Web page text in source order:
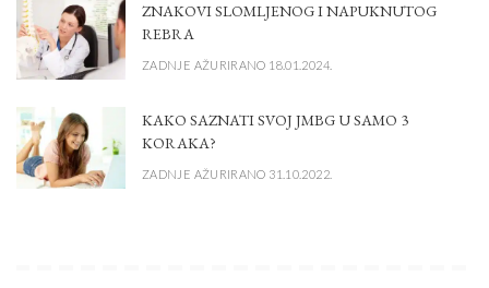
ZNAKOVI SLOMLJENOG I NAPUKNUTOG
REBRA
ZADNJE AŽURIRANO 18.01.2024.
KAKO SAZNATI SVOJ JMBG U SAMO 3
KORAKA?
ZADNJE AŽURIRANO 31.10.2022.